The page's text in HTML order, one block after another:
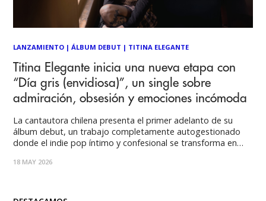
LANZAMIENTO |ÁLBUM DEBUT | TITINA ELEGANTE
Titina Elegante inicia una nueva etapa con
“Día gris (envidiosa)”, un single sobre
admiración, obsesión y emociones incómoda
La cantautora chilena presenta el primer adelanto de su
álbum debut, un trabajo completamente autogestionado
donde el indie pop íntimo y confesional se transforma en
universo propio a través de EPs y lanzamientos
18 MAY 2026